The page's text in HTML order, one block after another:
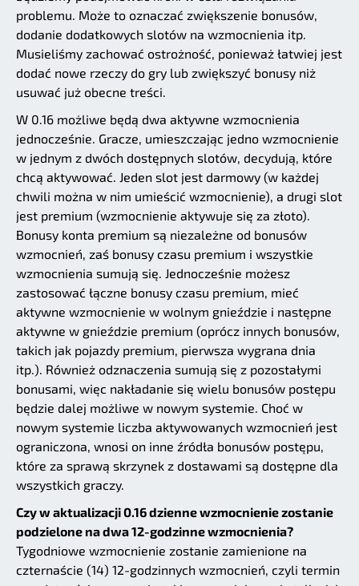
problemu. Może to oznaczać zwiększenie bonusów,
dodanie dodatkowych slotów na wzmocnienia itp.
Musieliśmy zachować ostrożność, ponieważ łatwiej jest
dodać nowe rzeczy do gry lub zwiększyć bonusy niż
usuwać już obecne treści.
W 0.16 możliwe będą dwa aktywne wzmocnienia
jednocześnie. Gracze, umieszczając jedno wzmocnienie
w jednym z dwóch dostępnych slotów, decydują, które
chcą aktywować. Jeden slot jest darmowy (w każdej
chwili można w nim umieścić wzmocnienie), a drugi slot
jest premium (wzmocnienie aktywuje się za złoto).
Bonusy konta premium są niezależne od bonusów
wzmocnień, zaś bonusy czasu premium i wszystkie
wzmocnienia sumują się. Jednocześnie możesz
zastosować łączne bonusy czasu premium, mieć
aktywne wzmocnienie w wolnym gnieździe i następne
aktywne w gnieździe premium (oprócz innych bonusów,
takich jak pojazdy premium, pierwsza wygrana dnia
itp.). Również odznaczenia sumują się z pozostałymi
bonusami, więc nakładanie się wielu bonusów postępu
będzie dalej możliwe w nowym systemie. Choć w
nowym systemie liczba aktywowanych wzmocnień jest
ograniczona, wnosi on inne źródła bonusów postępu,
które za sprawą skrzynek z dostawami są dostępne dla
wszystkich graczy.
Czy w aktualizacji 0.16 dzienne wzmocnienie zostanie
podzielone na dwa 12-godzinne wzmocnienia?
Tygodniowe wzmocnienie zostanie zamienione na
czternaście (14) 12-godzinnych wzmocnień, czyli termin